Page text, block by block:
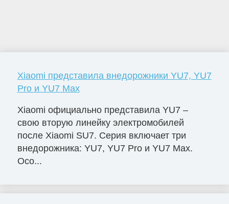
Xiaomi представила внедорожники YU7, YU7
Pro и YU7 Max
Xiaomi официально представила YU7 –
свою вторую линейку электромобилей
после Xiaomi SU7. Серия включает три
внедорожника: YU7, YU7 Pro и YU7 Max.
Осо...